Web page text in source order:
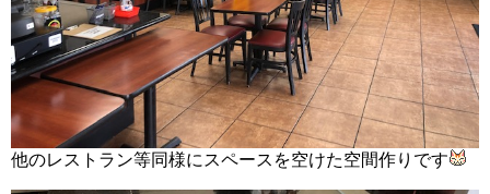
他のレストラン等同様にスペースを空けた空間作りです